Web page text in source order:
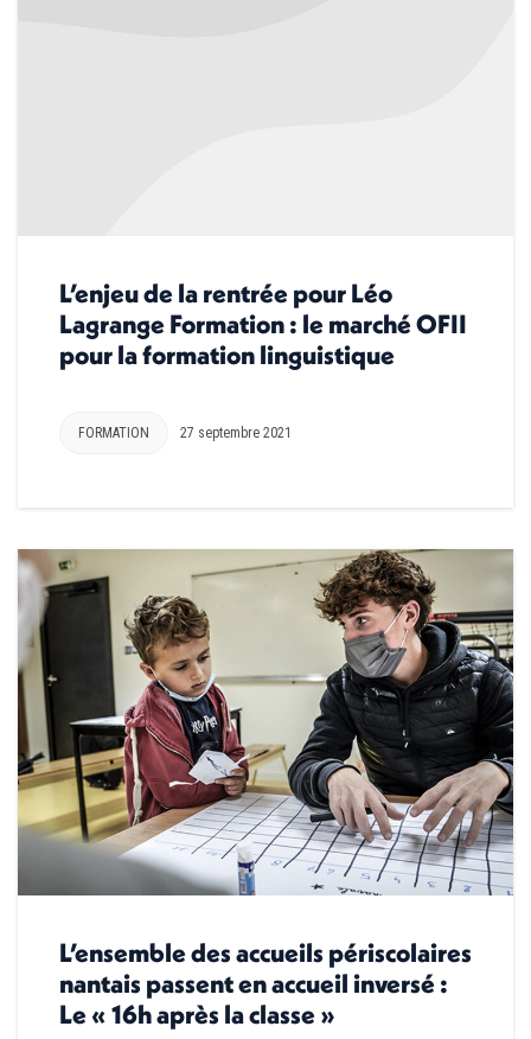
L’enjeu de la rentrée pour Léo
Lagrange Formation : le marché OFII
pour la formation linguistique
FORMATION 27 septembre 2021
L’ensemble des accueils périscolaires
nantais passent en accueil inversé :
Le « 16h après la classe »